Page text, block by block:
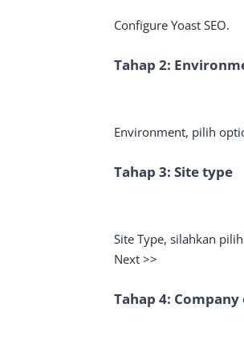
Configure Yoast SEO.
Tahap 2:
Environment, pilih
Tahap 3: Site type
Site Type, silahkan
Next >>
Tahap 4: Company